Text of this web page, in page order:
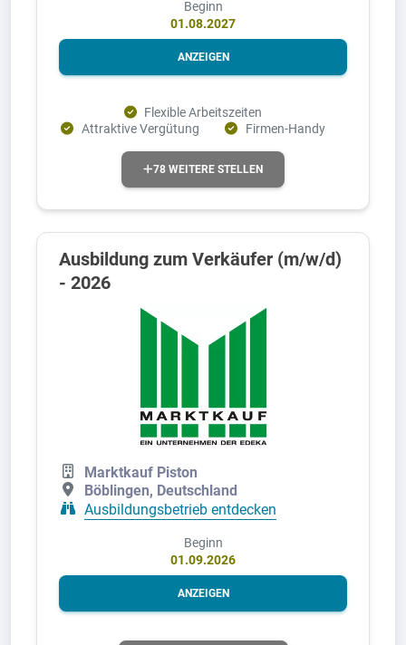
Beginn
01.08.2027
ANZEIGEN
Flexible Arbeitszeiten
Attraktive Vergütung
Firmen-Handy
78 WEITERE STELLEN
Ausbildung zum Verkäufer (m/w/d)
- 2026
Marktkauf Piston
Böblingen, Deutschland
Ausbildungsbetrieb entdecken
Beginn
01.09.2026
ANZEIGEN